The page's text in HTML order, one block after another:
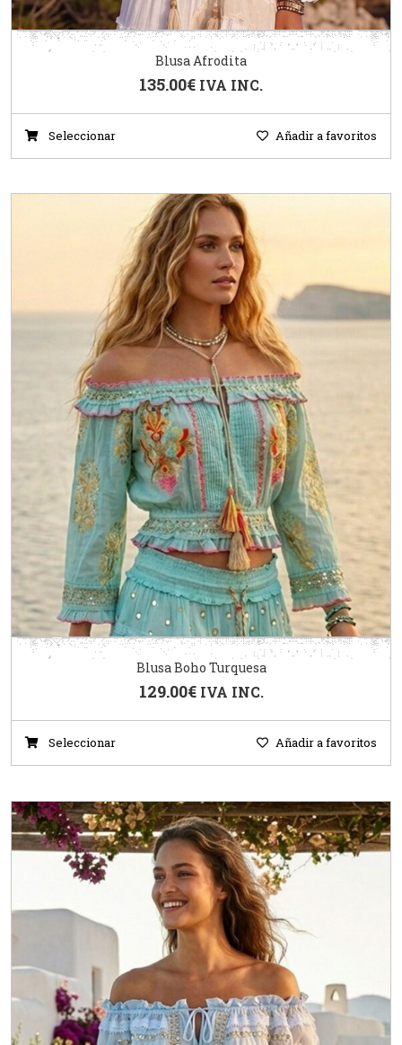
Blusa Afrodita
135.00€ IVA INC.
Seleccionar Añadir a favoritos
Blusa Boho Turquesa
129.00€ IVA INC.
Seleccionar Añadir a favoritos